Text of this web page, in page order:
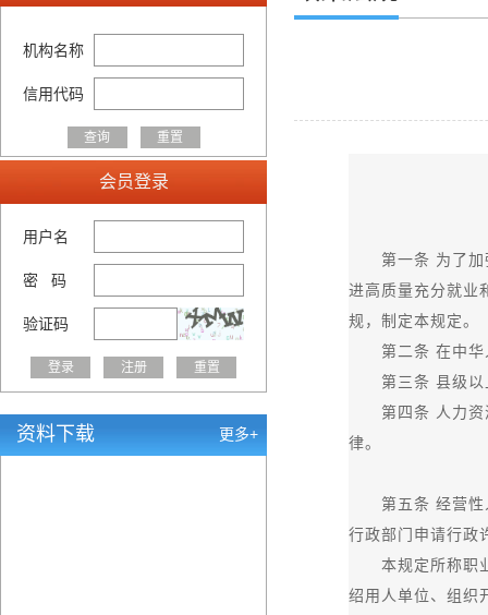
机构名称
信用代码
会员登录
用户名
密 码
验证码
资料下载 更多+
第一条 为了加强
进高质量充分就业
规，制定本规定。
第二条 在中华人
第三条 县级以上
第四条 人力资源
律。
第五条 经营性人
行政部门申请行政
本规定所称职业
绍用人单位、组织